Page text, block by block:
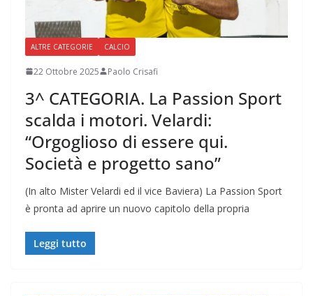
ALTRE CATEGORIE CALCIO
22 Ottobre 2025 Paolo Crisafi
3^ CATEGORIA. La Passion Sport
scalda i motori. Velardi:
“Orgoglioso di essere qui.
Società e progetto sano”
(In alto Mister Velardi ed il vice Baviera) La Passion Sport
è pronta ad aprire un nuovo capitolo della propria
Leggi tutto